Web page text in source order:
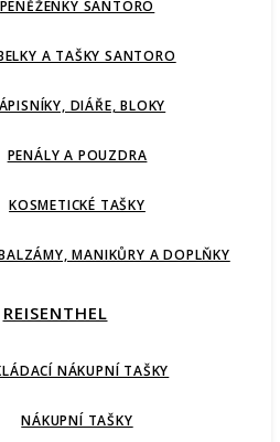
PENĚŽENKY SANTORO
A TAŠKY SANTORO
DIÁŘE, BLOKY
PENÁLY A POUZDRA
KOSMETICKÉ TAŠKY
MANIKŮRY A DOPLŇKY
REISENTHEL
NÁKUPNÍ TAŠKY
NÁKUPNÍ TAŠKY